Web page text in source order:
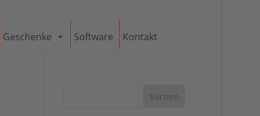
Geschenke Software Kontakt